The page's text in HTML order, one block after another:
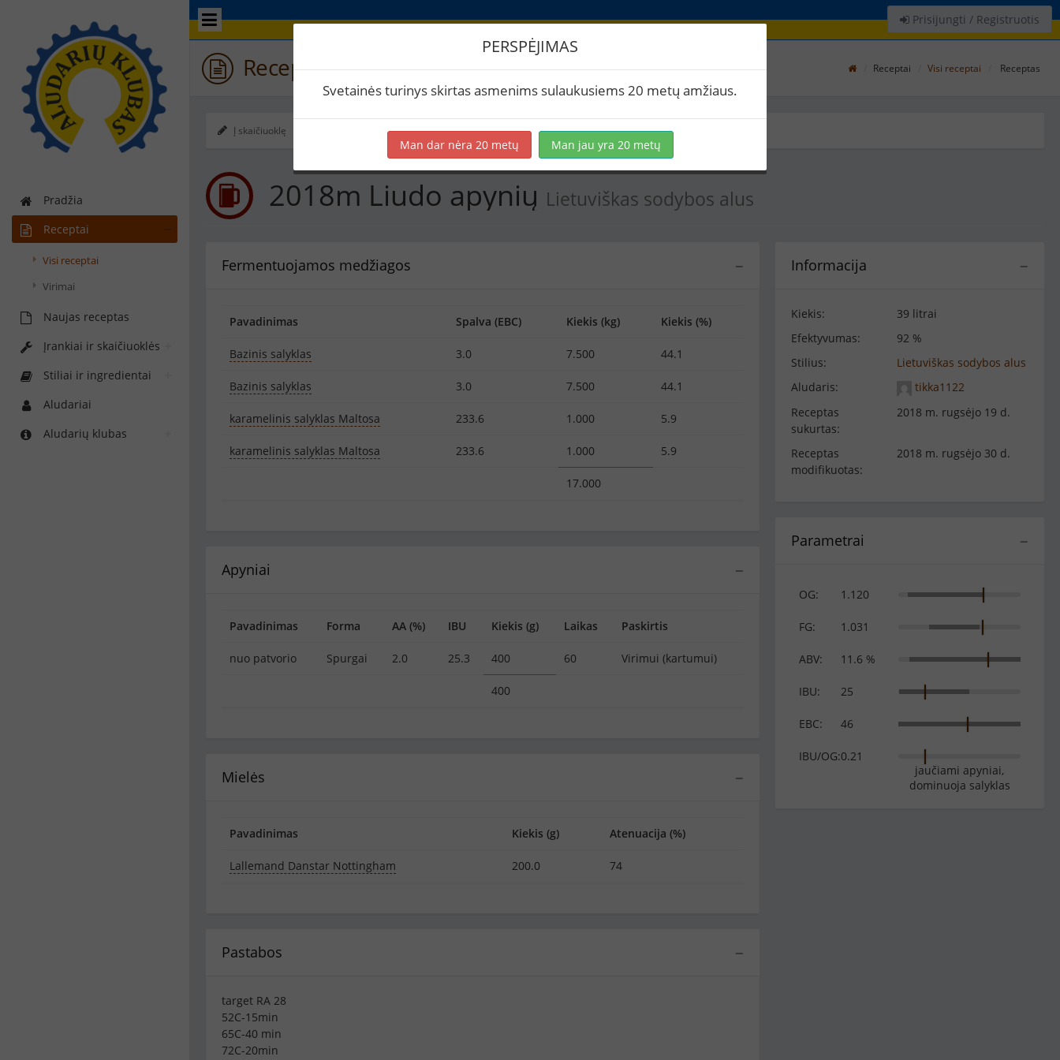
Pradžia
Receptai
Visi receptai
Virimai
Naujas receptas
Įrankiai ir skaičiuoklės
Stiliai ir ingredientai
Aludariai
Aludarių klubas
Prisijungti / Registruotis
Receptas / 2018m Liudo apynių Receptai Visi receptai Receptas
Į skaičiuoklę Eksportuoti į PDF Spausdinti etiketes Virimai (1) BeerXML
2018m Liudo apynių Lietuviškas sodybos alus
−
Informacija
Kiekis:
39 litrai
Efektyvumas:
92 %
Stilius:
Lietuviškas sodybos alus
Aludaris:
tikka1122
Receptas
sukurtas:
2018 m. rugsėjo 19 d.
Receptas
modifikuotas:
2018 m. rugsėjo 30 d.
−
Parametrai
OG: 1.120
FG: 1.031
ABV: 11.6 %
IBU: 25
EBC: 46
IBU/OG:0.21
jaučiami apyniai,
dominuoja salyklas
−
Fermentuojamos medžiagos
Pavadinimas Spalva (EBC) Kiekis (kg) Kiekis (%)
Bazinis salyklas 3.0 7.500 44.1
Bazinis salyklas 3.0 7.500 44.1
karamelinis salyklas Maltosa 233.6 1.000 5.9
karamelinis salyklas Maltosa 233.6 1.000 5.9
17.000
−
Apyniai
Pavadinimas Forma AA (%) IBU Kiekis (g) Laikas Paskirtis
nuo patvorio Spurgai 2.0 25.3 400 60 Virimui (kartumui)
400
−
Mielės
Pavadinimas Kiekis (g) Atenuacija (%)
Lallemand Danstar Nottingham 200.0 74
−
Pastabos
target RA 28
52C-15min
65C-40 min
72C-20min
PERSPĖJIMAS
Svetainės turinys skirtas asmenims sulaukusiems 20 metų amžiaus.
Man dar nėra 20 metų Man jau yra 20 metų